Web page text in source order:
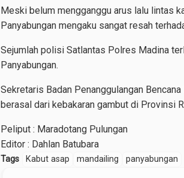
Meski belum mengganggu arus lalu lintas
Panyabungan mengaku sangat resah
Sejumlah polisi Satlantas Polres Madina
Panyabungan.
Sekretaris Badan Penanggulangan
berasal dari kebakaran gambut di Provinsi
Peliput : Maradotang Pulungan
Editor : Dahlan Batubara
Tags Kabut asap mandailing panyabungan